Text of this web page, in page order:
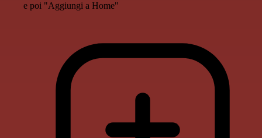
e poi "Aggiungi a Home"